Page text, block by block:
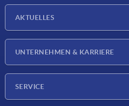
AKTUELLES
Presseberichte
UNTERNEHMEN & KARRIERE
SERVICE